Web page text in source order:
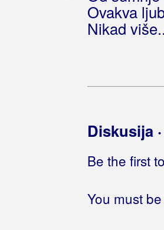
Ovakva
Nikad
Diskusija
Be the first
You must